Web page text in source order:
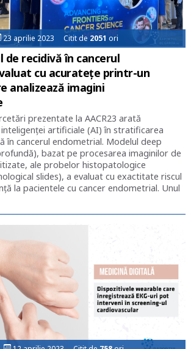
23 aprilie 2023 Citit de2051 ori
de recidivă în cancerul
cu acuratețe printr-un
analizează imagini
prezentate la AACR23 arată
artificiale (AI) în stratificarea
în cancerul endometrial. Modelul deep
bazat pe procesarea imaginilor de
ale probelor histopatologice
slides), a evaluat cu exactitate riscul
la pacientele cu cancer endometrial. Unul